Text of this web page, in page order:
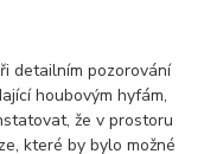
detailním pozorování
houbovým hyfám,
že v prostoru
které by bylo možné